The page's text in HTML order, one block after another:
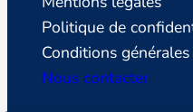
Politique de
Conditions
Nous contacter